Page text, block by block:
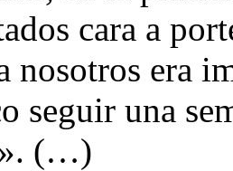
cara a
nosotros era
seguir una
(…)